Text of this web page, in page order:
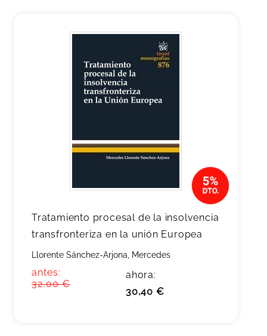
Tratamiento procesal de la insolvencia
transfronteriza en la unión Europea
Llorente Sánchez-Arjona, Mercedes
antes:
32,00 €
ahora:
30,40 €